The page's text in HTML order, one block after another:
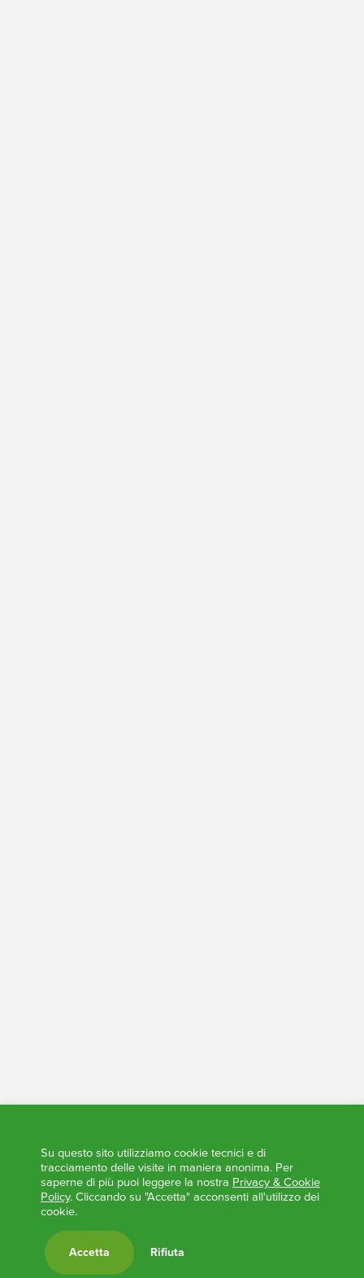
Elezioni Trasparenti
Su questo sito utilizziamo cookie tecnici e di
tracciamento delle visite in maniera anonima. Per
saperne di più puoi leggere la nostra Privacy & Cookie
Policy. Cliccando su "Accetta" acconsenti all'utilizzo dei
cookie.
Accetta Rifiuta